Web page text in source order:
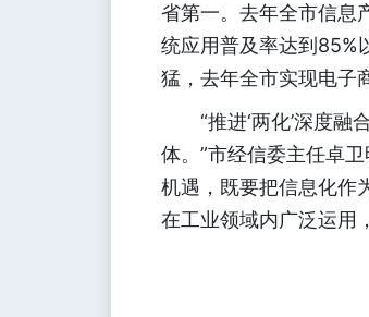
省第一。去年全市信息
统应用普及率达到85%
猛，去年全市实现电子
“推进‘两化’深度融合
体。”市经信委主任卓
机遇，既要把信息化作
在工业领域内广泛运用